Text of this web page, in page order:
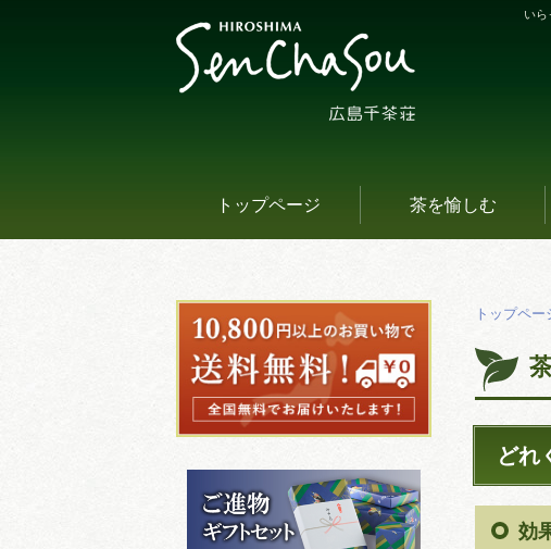
いら
トップページ 茶を愉しむ
トップペー
どれ
効